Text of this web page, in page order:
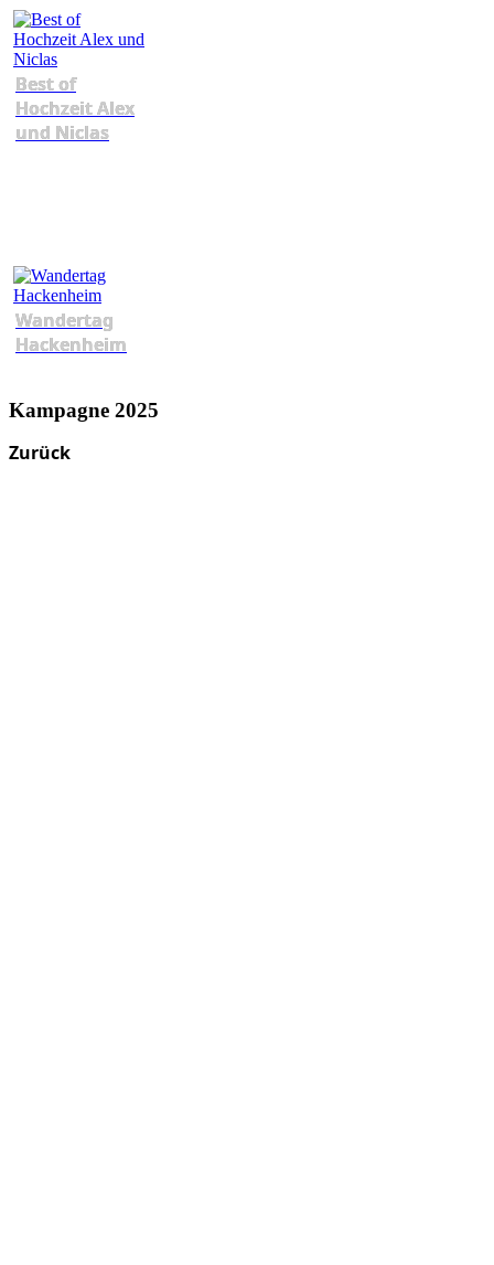
Best of
Hochzeit Alex
und Niclas
Wandertag
Hackenheim
Kampagne 2025
Zurück